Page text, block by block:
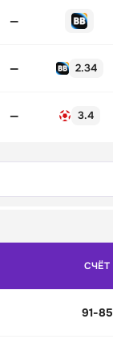
—
— 2.34
— 3.4
СЧЁТ
91-85